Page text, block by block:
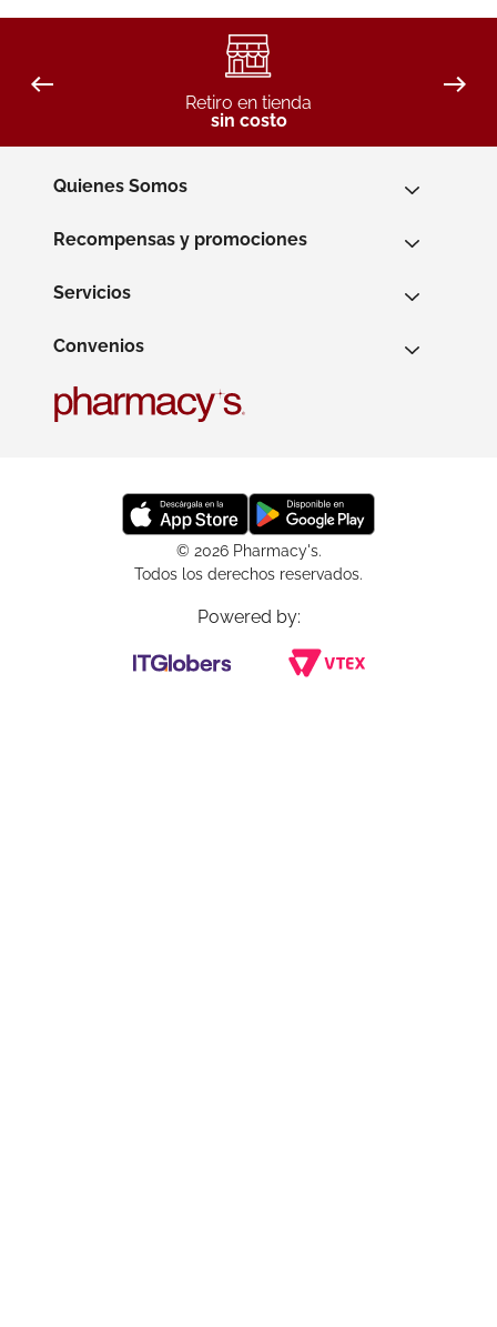
Retiro en tienda
sin costo
Quienes Somos
Recompensas y promociones
Servicios
Convenios
© 2026 Pharmacy's.
Todos los derechos reservados.
Powered by: